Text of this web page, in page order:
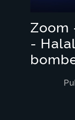
Zoom
-